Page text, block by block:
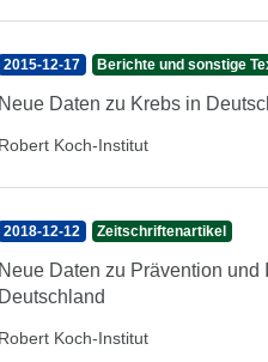
2015-12-17 Berichte und sonstige
Neue Daten zu Krebs in
Robert Koch-Institut
2018-12-12 Zeitschriftenartikel
Neue Daten zu Prävention
Deutschland
Robert Koch-Institut